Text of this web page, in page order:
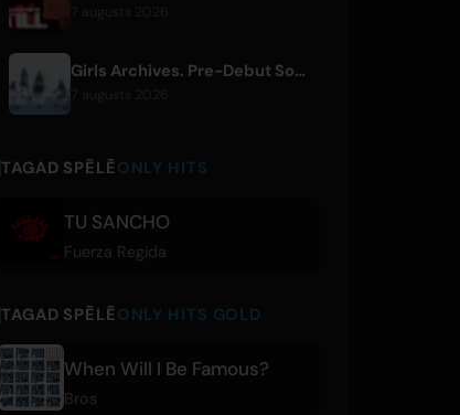
Girls Archives. Pre-Debut Song 'Reborn' is Theme for Netflix Film
TAGAD SPĒLĒONLY HITS
TU SANCHO
Fuerza Regida
TAGAD SPĒLĒONLY HITS GOLD
When Will I Be Famous?
Bros